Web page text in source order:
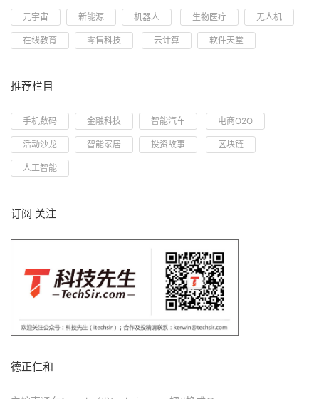
元宇宙 新能源 机器人 生物医疗 无人机
在线教育 零售科技 云计算 软件天堂
推荐栏目
手机数码 金融科技 智能汽车 电商O2O
活动沙龙 智能家居 投资故事 区块链
人工智能
订阅 关注
德正仁和